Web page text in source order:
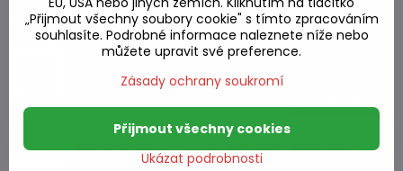
Nudle Ansungtangmyum Nongshim 125g
Nudle velký hrnek SY pikantní kuře 105g
„Přijmout všechny soubory cookie" s tímto zpracováním
souhlasíte. Podrobné informace naleznete níže nebo
můžete upravit své preference.
Zásady ochrany soukromí
Ukázat podrobnosti
Přijmout všechny cookies